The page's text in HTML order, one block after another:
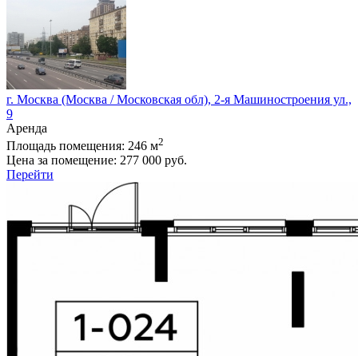
г. Москва (Москва / Московская обл), 2-я Машиностроения ул.,
9
Аренда
Площадь помещения: 246 м2
Цена за помещение: 277 000 руб.
Перейти